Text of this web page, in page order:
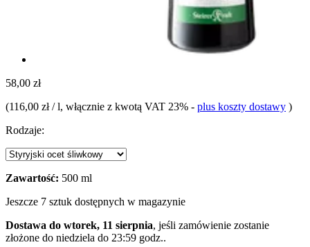
58,00 zł
(116,00 zł / l, włącznie z kwotą VAT 23% - plus koszty dostawy )
Rodzaje:
Zawartość: 500 ml
Jeszcze 7 sztuk dostępnych w magazynie
Dostawa do wtorek, 11 sierpnia, jeśli zamówienie zostanie
złożone do niedziela do 23:59 godz..